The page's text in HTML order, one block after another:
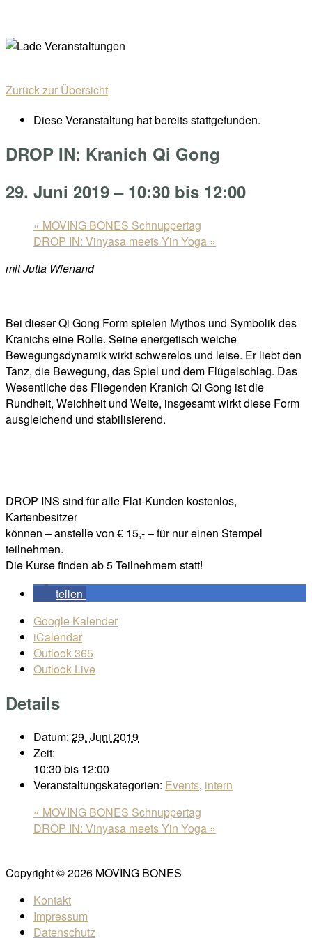
content
Menu
Zurück zur Übersicht
Diese Veranstaltung hat bereits stattgefunden.
DROP IN: Kranich Qi Gong
29. Juni 2019 – 10:30 bis 12:00
« MOVING BONES Schnuppertag
DROP IN: Vinyasa meets Yin Yoga »
mit Jutta Wienand
Bei dieser Qi Gong Form spielen Mythos und Symbolik des
Kranichs eine Rolle. Seine energetisch weiche
Bewegungsdynamik wirkt schwerelos und leise. Er liebt den
Tanz, die Bewegung, das Spiel und dem Flügelschlag. Das
Wesentliche des Fliegenden Kranich Qi Gong ist die
Rundheit, Weichheit und Weite, insgesamt wirkt diese Form
ausgleichend und stabilisierend.
DROP INS sind für alle Flat-Kunden kostenlos,
Kartenbesitzer
können – anstelle von € 15,- – für nur einen Stempel
teilnehmen.
Die Kurse finden ab 5 Teilnehmern statt!
teilen
Google Kalender
iCalendar
Outlook 365
Outlook Live
Details
Datum: 29. Juni 2019
Zeit:
10:30 bis 12:00
Veranstaltungskategorien: Events, intern
« MOVING BONES Schnuppertag
DROP IN: Vinyasa meets Yin Yoga »
Copyright © 2026 MOVING BONES
Kontakt
Impressum
Datenschutz